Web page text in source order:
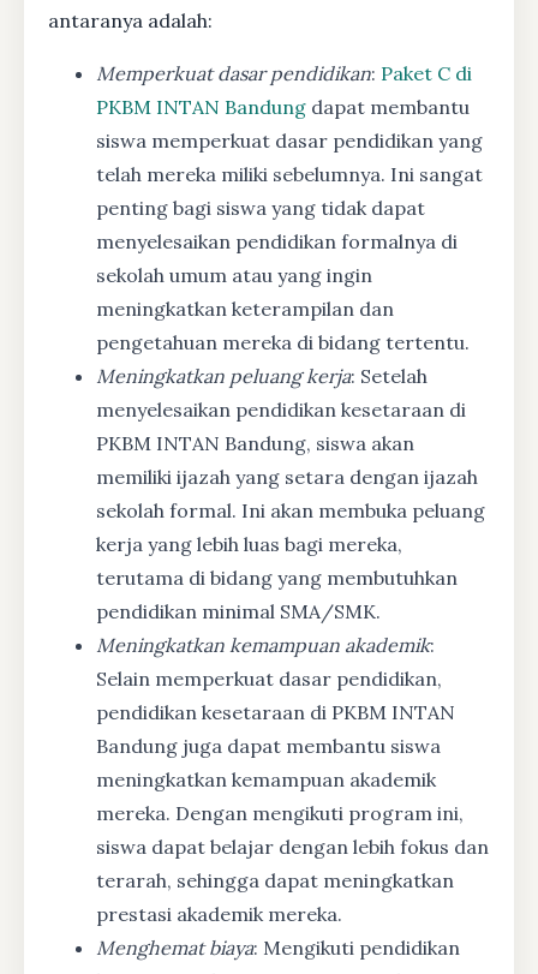
antaranya adalah:
Memperkuat dasar pendidikan: Paket C di
PKBM INTAN Bandung dapat membantu
siswa memperkuat dasar pendidikan yang
telah mereka miliki sebelumnya. Ini sangat
penting bagi siswa yang tidak dapat
menyelesaikan pendidikan formalnya di
sekolah umum atau yang ingin
meningkatkan keterampilan dan
pengetahuan mereka di bidang tertentu.
Meningkatkan peluang kerja: Setelah
menyelesaikan pendidikan kesetaraan di
PKBM INTAN Bandung, siswa akan
memiliki ijazah yang setara dengan ijazah
sekolah formal. Ini akan membuka peluang
kerja yang lebih luas bagi mereka,
terutama di bidang yang membutuhkan
pendidikan minimal SMA/SMK.
Meningkatkan kemampuan akademik:
Selain memperkuat dasar pendidikan,
pendidikan kesetaraan di PKBM INTAN
Bandung juga dapat membantu siswa
meningkatkan kemampuan akademik
mereka. Dengan mengikuti program ini,
siswa dapat belajar dengan lebih fokus dan
terarah, sehingga dapat meningkatkan
prestasi akademik mereka.
Menghemat biaya: Mengikuti pendidikan